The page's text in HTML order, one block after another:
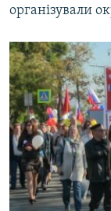
організували